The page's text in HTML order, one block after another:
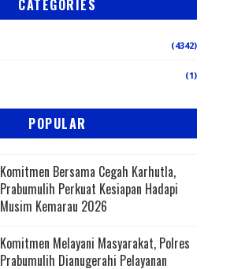
CATEGORIES
(4342)
(1)
POPULAR
Komitmen Bersama Cegah Karhutla,
Prabumulih Perkuat Kesiapan Hadapi
Musim Kemarau 2026
Komitmen Melayani Masyarakat, Polres
Prabumulih Dianugerahi Pelayanan